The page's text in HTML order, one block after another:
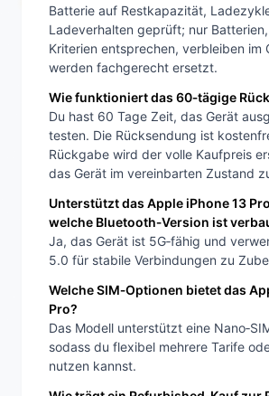
Batterie auf Restkapazität,
Ladeverhalten geprüft; nur
Kriterien entsprechen, verbleiben im
werden fachgerecht ersetzt.
Wie funktioniert das 60‑tägige
Du hast 60 Tage Zeit, das Gerät
testen. Die Rücksendung ist
Rückgabe wird der volle Kaufpreis
das Gerät im vereinbarten Zustand
Unterstützt das Apple iPhone 13
welche Bluetooth‑Version ist
Ja, das Gerät ist 5G‑fähig und
5.0 für stabile Verbindungen zu
Welche SIM‑Optionen bietet das
Pro?
Das Modell unterstützt eine
sodass du flexibel mehrere Tarife
nutzen kannst.